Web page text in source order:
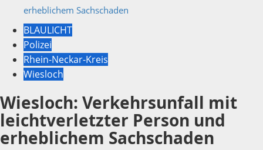
erheblichem Sachschaden
BLAULICHT
Polizei
Rhein-Neckar-Kreis
Wiesloch
Wiesloch: Verkehrsunfall mit
leichtverletzter Person und
erheblichem Sachschaden